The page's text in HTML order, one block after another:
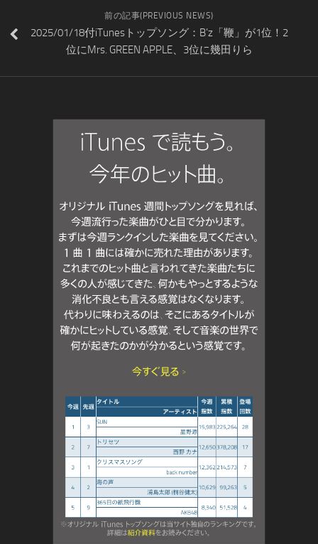
前の記事(PREVIOUS NEWS)
2025/01/18付iTunesトップソング：B’z「鞭」が1位！2
位にMrs. GREEN APPLE、3位に幾田りら